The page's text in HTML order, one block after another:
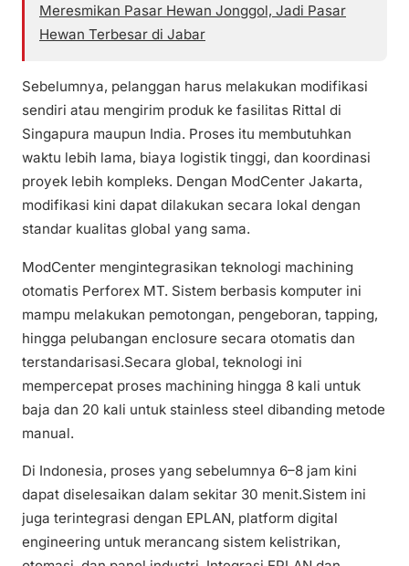
Meresmikan Pasar Hewan Jonggol, Jadi Pasar
Hewan Terbesar di Jabar
Sebelumnya, pelanggan harus melakukan modifikasi
sendiri atau mengirim produk ke fasilitas Rittal di
Singapura maupun India. Proses itu membutuhkan
waktu lebih lama, biaya logistik tinggi, dan koordinasi
proyek lebih kompleks. Dengan ModCenter Jakarta,
modifikasi kini dapat dilakukan secara lokal dengan
standar kualitas global yang sama.
ModCenter mengintegrasikan teknologi machining
otomatis Perforex MT. Sistem berbasis komputer ini
mampu melakukan pemotongan, pengeboran, tapping,
hingga pelubangan enclosure secara otomatis dan
terstandarisasi.Secara global, teknologi ini
mempercepat proses machining hingga 8 kali untuk
baja dan 20 kali untuk stainless steel dibanding metode
manual.
Di Indonesia, proses yang sebelumnya 6–8 jam kini
dapat diselesaikan dalam sekitar 30 menit.Sistem ini
juga terintegrasi dengan EPLAN, platform digital
engineering untuk merancang sistem kelistrikan,